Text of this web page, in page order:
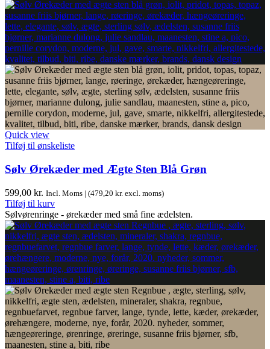
Quick view
Tilføj til ønskeliste
Sølv Ørekæder med Ægte Sten Blå Grøn
599,00 kr. Incl. Moms | (479,20 kr. excl. moms)
Tilføj til kurv
Sølvørenringe - ørekæder med små fine ædelsten.